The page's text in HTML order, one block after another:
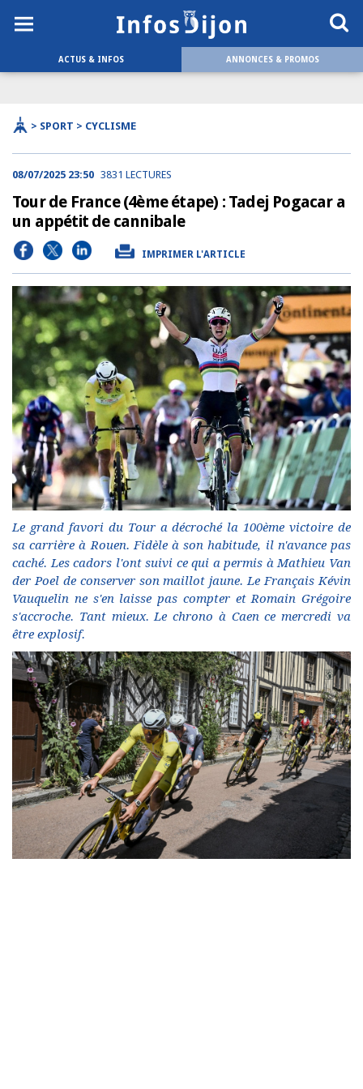
ACTUS & INFOS ANNONCES & PROMOS
> SPORT > CYCLISME
08/07/2025 23:50 3831 LECTURES
Tour de France (4ème étape) : Tadej Pogacar a
un appétit de cannibale
IMPRIMER L'ARTICLE
Le grand favori du Tour a décroché la 100ème victoire de
sa carrière à Rouen. Fidèle à son habitude, il n'avance pas
caché. Les cadors l'ont suivi ce qui a permis à Mathieu Van
der Poel de conserver son maillot jaune. Le Français Kévin
Vauquelin ne s'en laisse pas compter et Romain Grégoire
s'accroche. Tant mieux. Le chrono à Caen ce mercredi va
être explosif.